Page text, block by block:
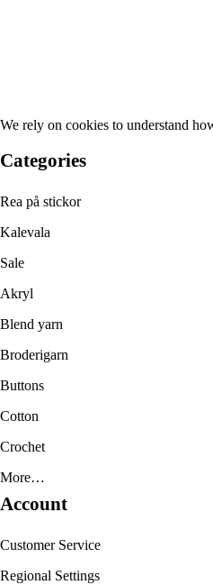
We rely on cookies to understand
Categories
Rea på stickor
Kalevala
Sale
Akryl
Blend yarn
Broderigarn
Buttons
Cotton
Crochet
More…
Account
Customer Service
Regional Settings